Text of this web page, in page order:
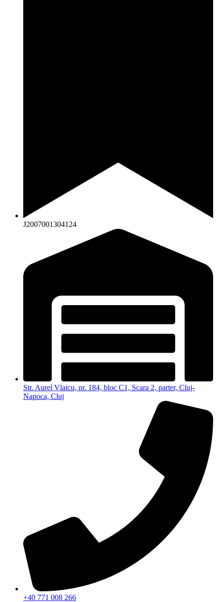
J2007001304124
Str. Aurel Vlaicu, nr. 184, bloc C1, Scara 2, parter, Cluj-
Napoca, Cluj
+40 771 008 266